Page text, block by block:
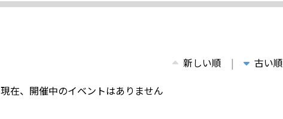
新しい順
古い順
現在、開催中のイベントはありません